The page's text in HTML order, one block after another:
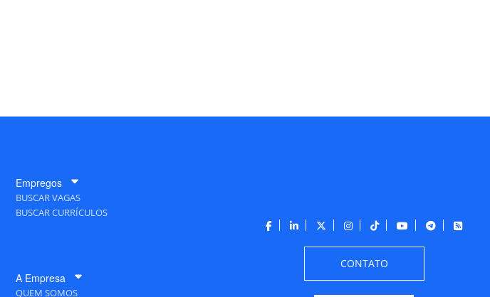
Empregos
BUSCAR VAGAS
BUSCAR CURRÍCULOS
A Empresa
QUEM SOMOS
CONTATO